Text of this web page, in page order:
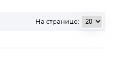
На странице: